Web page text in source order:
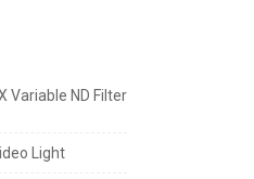
Variable ND Filter
Light